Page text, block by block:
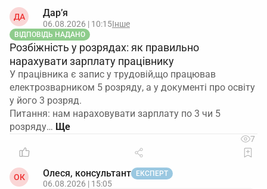
ДА Дар’я
06.08.2026 | 10:15Інше
ВІДПОВІДЬ НАДАНО
Розбіжність у розрядах: як правильно
нарахувати зарплату працівнику
У працівника є запис у трудовій,що працював
електрозварником 5 розряду, а у документі про освіту
у його 3 розряд.
Питання: нам нараховувати зарплату по 3 чи 5
розряду…
7
ОК Олеся, консультант ЕКСПЕРТ
06.08.2026 | 15:05